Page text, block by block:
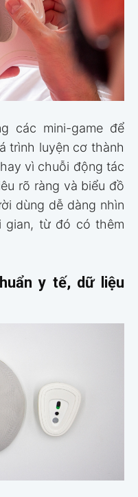
các mini-game để
trình luyện cơ thành
vì chuỗi động tác
rõ ràng và biểu đồ
dùng dễ dàng nhìn
gian, từ đó có thêm
y tế, dữ liệu